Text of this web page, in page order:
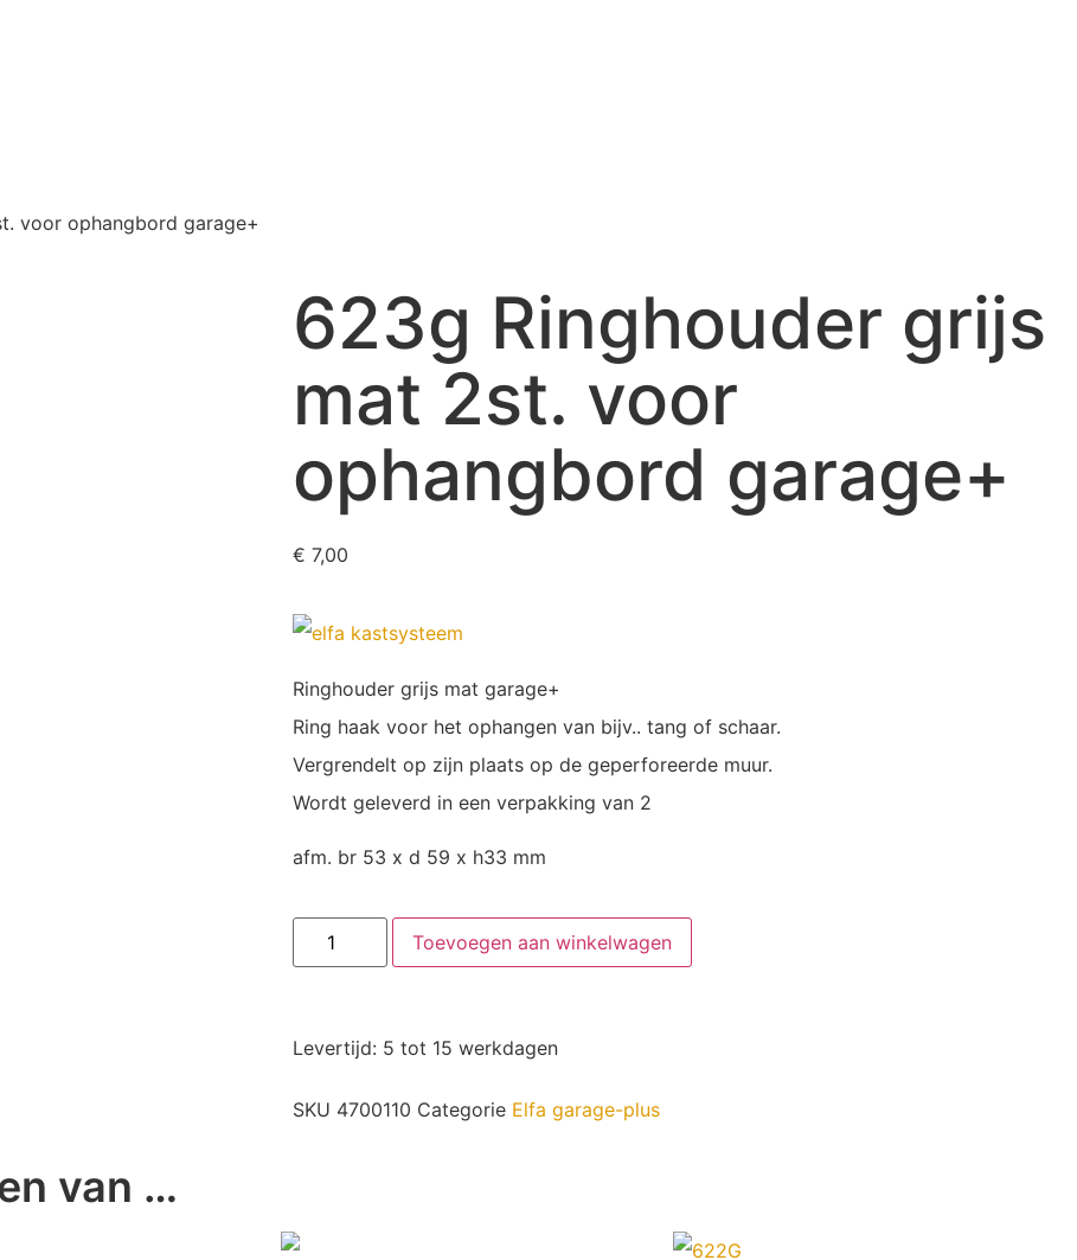
voor ophangbord garage+
623g Ringhouder grijs
mat 2st. voor
ophangbord garage+
€ 7,00
Ringhouder grijs mat garage+
Ring haak voor het ophangen van bijv.. tang of schaar.
Vergrendelt op zijn plaats op de geperforeerde muur.
Wordt geleverd in een verpakking van 2
afm. br 53 x d 59 x h33 mm
Toevoegen aan winkelwagen
Levertijd: 5 tot 15 werkdagen
SKU 4700110 Categorie Elfa garage-plus
van …